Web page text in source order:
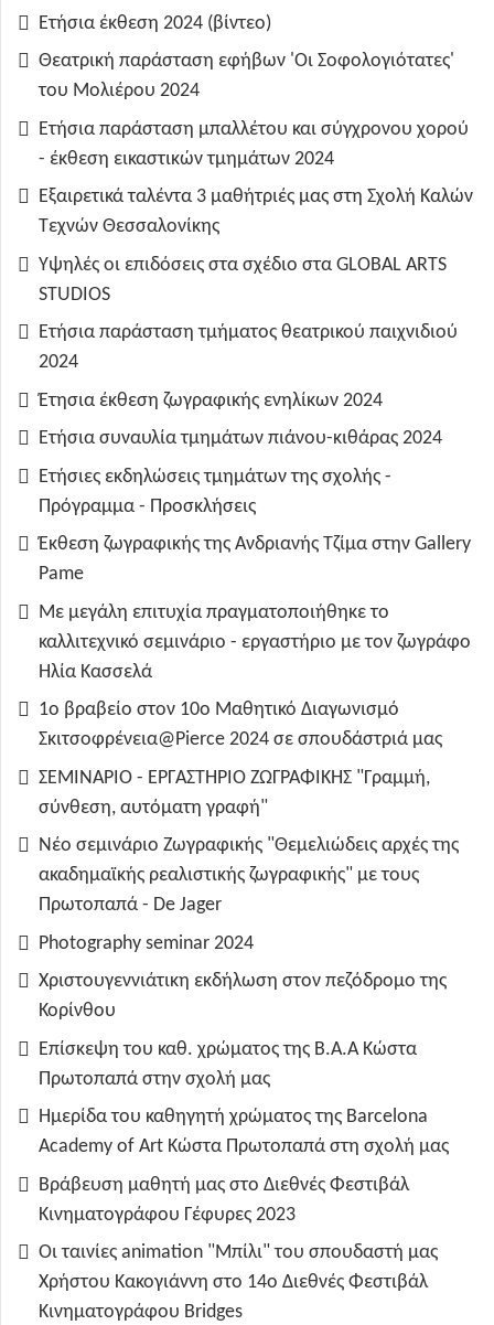
Ετήσια έκθεση 2024 (βίντεο)
Θεατρική παράσταση εφήβων 'Οι Σοφολογιότατες'
του Μολιέρου 2024
Ετήσια παράσταση μπαλλέτου και σύγχρονου χορού
- έκθεση εικαστικών τμημάτων 2024
Εξαιρετικά ταλέντα 3 μαθήτριές μας στη Σχολή Καλών
Τεχνών Θεσσαλονίκης
Υψηλές οι επιδόσεις στα σχέδιο στα GLOBAL ARTS
STUDIOS
Ετήσια παράσταση τμήματος θεατρικού παιχνιδιού
2024
Έτησια έκθεση ζωγραφικής ενηλίκων 2024
Ετήσια συναυλία τμημάτων πιάνου-κιθάρας 2024
Ετήσιες εκδηλώσεις τμημάτων της σχολής -
Πρόγραμμα - Προσκλήσεις
Έκθεση ζωγραφικής της Ανδριανής Τζίμα στην Gallery
Pame
Με μεγάλη επιτυχία πραγματοποιήθηκε το
καλλιτεχνικό σεμινάριο - εργαστήριο με τον ζωγράφο
Ηλία Κασσελά
1ο βραβείο στον 10ο Μαθητικό Διαγωνισμό
Σκιτσοφρένεια@Pierce 2024 σε σπουδάστριά μας
ΣΕΜΙΝΑΡΙΟ - ΕΡΓΑΣΤΗΡΙΟ ΖΩΓΡΑΦΙΚΗΣ "Γραμμή,
σύνθεση, αυτόματη γραφή"
Νέο σεμινάριο Ζωγραφικής "Θεμελιώδεις αρχές της
ακαδημαϊκής ρεαλιστικής ζωγραφικής" με τους
Πρωτοπαπά - De Jager
Photography seminar 2024
Χριστουγεννιάτικη εκδήλωση στον πεζόδρομο της
Κορίνθου
Επίσκεψη του καθ. χρώματος της B.A.A Κώστα
Πρωτοπαπά στην σχολή μας
Ημερίδα του καθηγητή χρώματος της Barcelona
Academy of Art Κώστα Πρωτοπαπά στη σχολή μας
Βράβευση μαθητή μας στο Διεθνές Φεστιβάλ
Κινηματογράφου Γέφυρες 2023
Οι ταινίες animation "Μπίλι" του σπουδαστή μας
Χρήστου Κακογιάννη στο 14ο Διεθνές Φεστιβάλ
Κινηματογράφου Bridges